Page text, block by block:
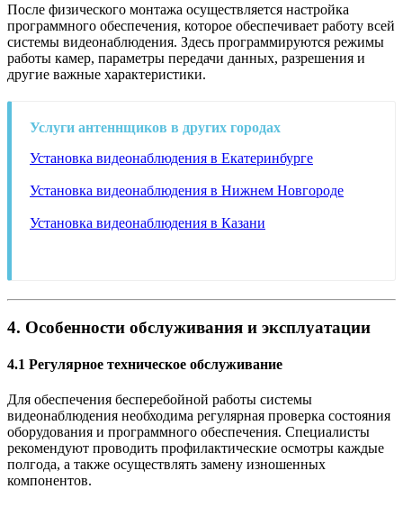
После физического монтажа осуществляется настройка
программного обеспечения, которое обеспечивает работу всей
системы видеонаблюдения. Здесь программируются режимы
работы камер, параметры передачи данных, разрешения и
другие важные характеристики.
Услуги антеннщиков в других городах
Установка видеонаблюдения в Екатеринбурге
Установка видеонаблюдения в Нижнем Новгороде
Установка видеонаблюдения в Казани
4. Особенности обслуживания и эксплуатации
4.1 Регулярное техническое обслуживание
Для обеспечения бесперебойной работы системы
видеонаблюдения необходима регулярная проверка состояния
оборудования и программного обеспечения. Специалисты
рекомендуют проводить профилактические осмотры каждые
полгода, а также осуществлять замену изношенных
компонентов.